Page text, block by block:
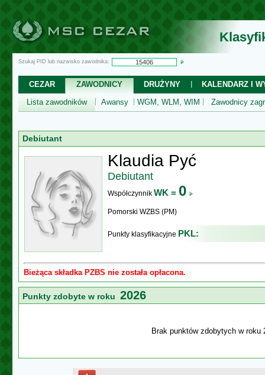
Szukaj PID lub nazwisko zawodnika:
CEZAR ZAWODNICY DRUŻYNY
KALENDARZ I
Lista zawodników
Awansy WGM, WLM, WIM Zawodnicy
Debiutant
Klaudia Pyć
Debiutant
Współczynnik WK = 0
Pomorski WZBS (PM)
Punkty klasyfikacyjne PKL:
Bieżąca składka PZBS nie została opłacona.
Punkty zdobyte w roku 2026
Brak punktów zdobytych w roku